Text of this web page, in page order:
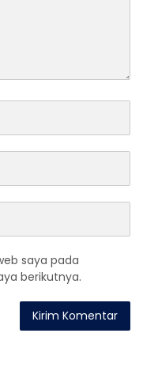
saya pada
berikutnya.